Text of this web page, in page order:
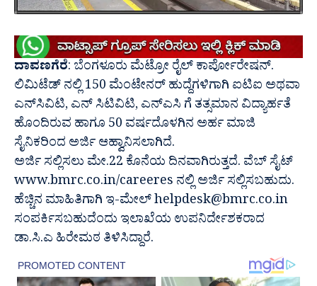
ದಾವಣಗೆರೆ: ಬೆಂಗಳೂರು ಮೆಟ್ರೋ ರೈಲ್ ಕಾರ್ಪೋರೇಷನ್.
ಲಿಮಿಟೆಡ್ ನಲ್ಲಿ 150 ಮೆಂಟೇನರ್ ಹುದ್ದೆಗಳಿಗಾಗಿ ಐಟಿಐ ಅಥವಾ
ಎನ್‍ಸಿವಿಟಿ, ಎನ್ ಸಿಟಿವಿಟಿ, ಎನ್‍ಎಸಿ ಗೆ ತತ್ಸಮಾನ ವಿದ್ಯಾರ್ಹತೆ
ಹೊಂದಿರುವ ಹಾಗೂ 50 ವರ್ಷದೊಳಗಿನ ಅರ್ಹ ಮಾಜಿ
ಸೈನಿಕರಿಂದ ಅರ್ಜಿ ಆಹ್ವಾನಿಸಲಾಗಿದೆ.
ಅರ್ಜಿ ಸಲ್ಲಿಸಲು ಮೇ.22 ಕೊನೆಯ ದಿನವಾಗಿರುತ್ತದೆ. ವೆಬ್ ಸೈಟ್
www.bmrc.co.in/careeres ನಲ್ಲಿ ಅರ್ಜಿ ಸಲ್ಲಿಸಬಹುದು.
ಹೆಚ್ಚಿನ ಮಾಹಿತಿಗಾಗಿ ಇ-ಮೇಲ್ helpdesk@bmrc.co.in
ಸಂಪರ್ಕಿಸಬಹುದೆಂದು ಇಲಾಖೆಯ ಉಪನಿರ್ದೇಶಕರಾದ
ಡಾ.ಸಿ.ಎ ಹಿರೇಮಠ ತಿಳಿಸಿದ್ದಾರೆ.